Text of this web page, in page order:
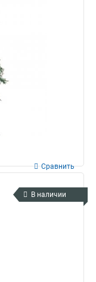
Сравнить
В наличии